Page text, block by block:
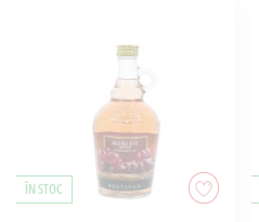
ÎN STOC